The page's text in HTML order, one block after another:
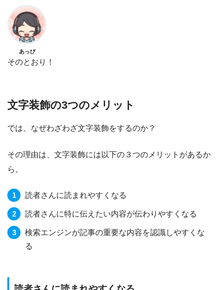
あっぴ
そのとおり！
文字装飾の3つのメリット
では、なぜわざわざ文字装飾をするのか？
その理由は、文字装飾には以下の３つのメリットがあるか
ら。
読者さんに読まれやすくなる
読者さんに特に伝えたい内容が伝わりやすくなる
検索エンジンが記事の重要な内容を認識しやすくな
る